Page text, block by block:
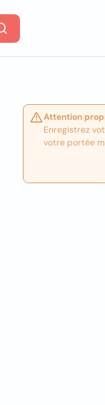
Attention
Enregistrez
votre portée